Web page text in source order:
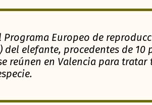
Europeo de
del elefante, procedentes de 10
reúnen en Valencia para tratar